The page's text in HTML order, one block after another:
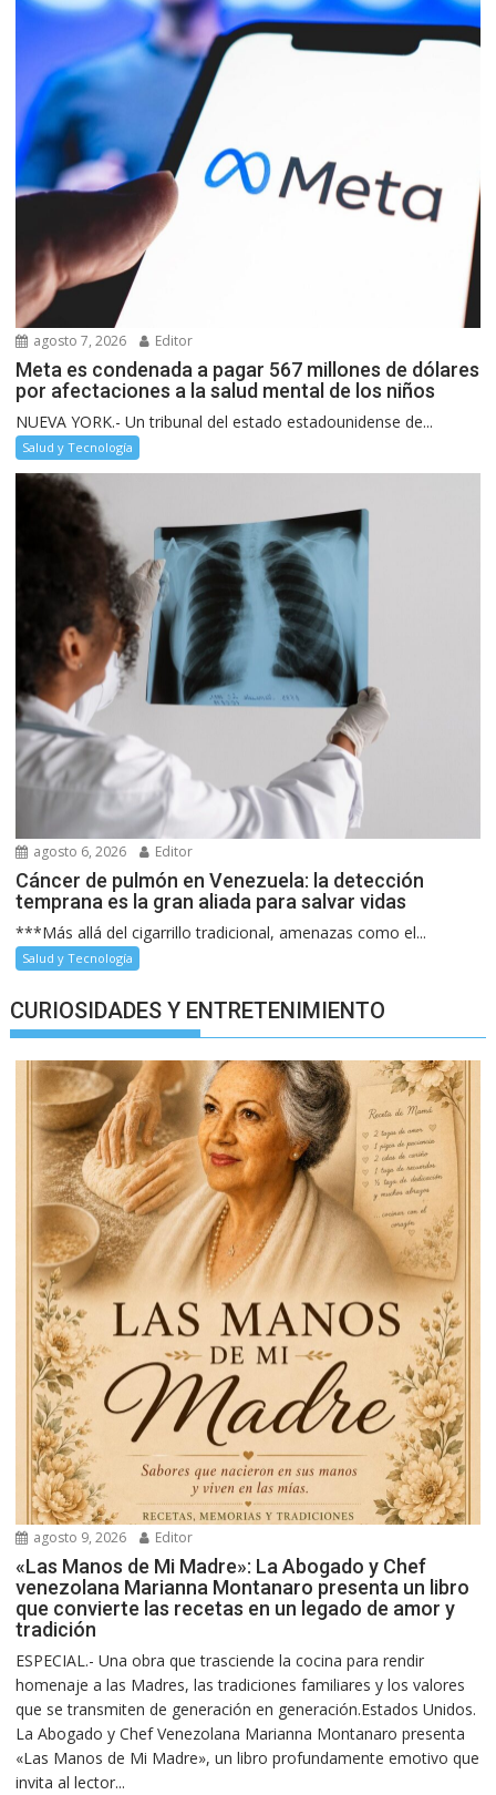
agosto 7, 2026 Editor
Meta es condenada a pagar 567 millones de dólares
por afectaciones a la salud mental de los niños
NUEVA YORK.- Un tribunal del estado estadounidense de...
Salud y Tecnología
agosto 6, 2026 Editor
Cáncer de pulmón en Venezuela: la detección
temprana es la gran aliada para salvar vidas
***Más allá del cigarrillo tradicional, amenazas como el...
Salud y Tecnología
CURIOSIDADES Y ENTRETENIMIENTO
agosto 9, 2026 Editor
«Las Manos de Mi Madre»: La Abogado y Chef
venezolana Marianna Montanaro presenta un libro
que convierte las recetas en un legado de amor y
tradición
ESPECIAL.- Una obra que trasciende la cocina para rendir
homenaje a las Madres, las tradiciones familiares y los valores
que se transmiten de generación en generación.Estados Unidos.
La Abogado y Chef Venezolana Marianna Montanaro presenta
«Las Manos de Mi Madre», un libro profundamente emotivo que
invita al lector...